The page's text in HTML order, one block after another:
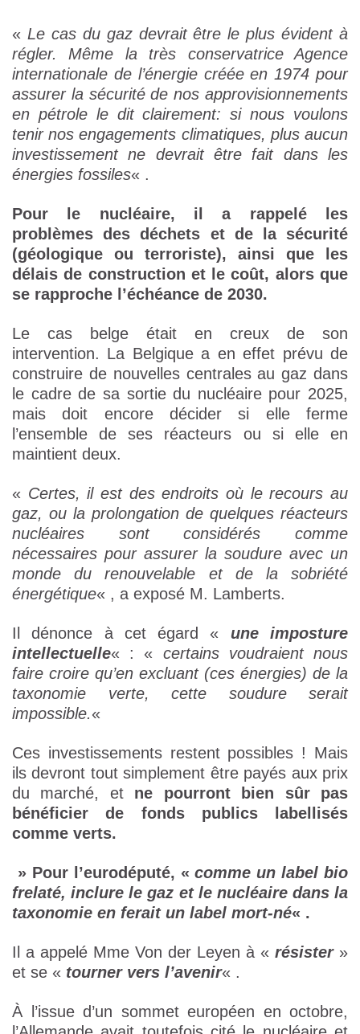
« Le cas du gaz devrait être le plus évident à
régler. Même la très conservatrice Agence
internationale de l’énergie créée en 1974 pour
assurer la sécurité de nos approvisionnements
en pétrole le dit clairement: si nous voulons
tenir nos engagements climatiques, plus aucun
investissement ne devrait être fait dans les
énergies fossiles« .
Pour le nucléaire, il a rappelé les
problèmes des déchets et de la sécurité
(géologique ou terroriste), ainsi que les
délais de construction et le coût, alors que
se rapproche l’échéance de 2030.
Le cas belge était en creux de son
intervention. La Belgique a en effet prévu de
construire de nouvelles centrales au gaz dans
le cadre de sa sortie du nucléaire pour 2025,
mais doit encore décider si elle ferme
l’ensemble de ses réacteurs ou si elle en
maintient deux.
« Certes, il est des endroits où le recours au
gaz, ou la prolongation de quelques réacteurs
nucléaires sont considérés comme
nécessaires pour assurer la soudure avec un
monde du renouvelable et de la sobriété
énergétique« , a exposé M. Lamberts.
Il dénonce à cet égard « une imposture
intellectuelle« : « certains voudraient nous
faire croire qu’en excluant (ces énergies) de la
taxonomie verte, cette soudure serait
impossible.«
Ces investissements restent possibles ! Mais
ils devront tout simplement être payés aux prix
du marché, et ne pourront bien sûr pas
bénéficier de fonds publics labellisés
comme verts.
» Pour l’eurodéputé, «comme un label bio
frelaté, inclure le gaz et le nucléaire dans la
taxonomie en ferait un label mort-né« .
Il a appelé Mme Von der Leyen à « résister»
et se « tourner vers l’avenir« .
À l’issue d’un sommet européen en octobre,